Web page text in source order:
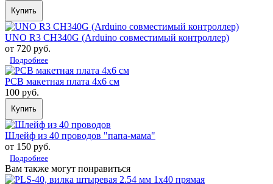
Купить
UNO R3 CH340G (Arduino совместимый контроллер)
от 720 руб.
Подробнее
PCB макетная плата 4х6 см
100 руб.
Купить
Шлейф из 40 проводов "папа-мама"
от 150 руб.
Подробнее
Вам также могут понравиться